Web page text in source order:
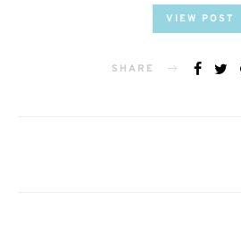
VIEW POST
SHARE